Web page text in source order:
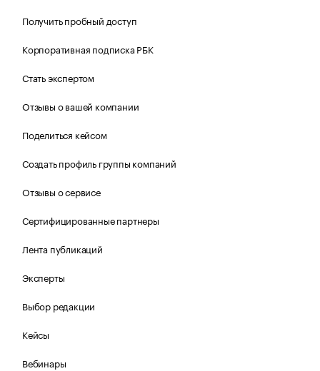
Получить пробный доступ
Корпоративная подписка РБК
Стать экспертом
Отзывы о вашей компании
Поделиться кейсом
Создать профиль группы компаний
Отзывы о сервисе
Сертифицированные партнеры
Лента публикаций
Эксперты
Выбор редакции
Кейсы
Вебинары